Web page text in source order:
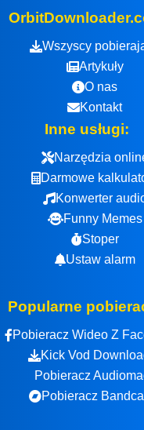
Wszyscy
Artykuły
O nas
Kontakt
Inne usługi:
Narzędzia
Darmowe
Konwerter
Funny Memes
Stoper
Ustaw alarm
Popularne
Pobieracz Wideo Z
Kick Vod
Pobieracz
Pobieracz